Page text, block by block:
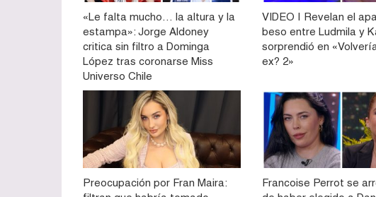
«Le falta mucho… la altura y la
estampa»: Jorge Aldoney
critica sin filtro a Dominga
López tras coronarse Miss
Universo Chile
VIDEO | Revelan el
beso entre Ludmila y
sorprendió en
ex? 2»
Preocupación por Fran Maira:
Francoise Perrot se